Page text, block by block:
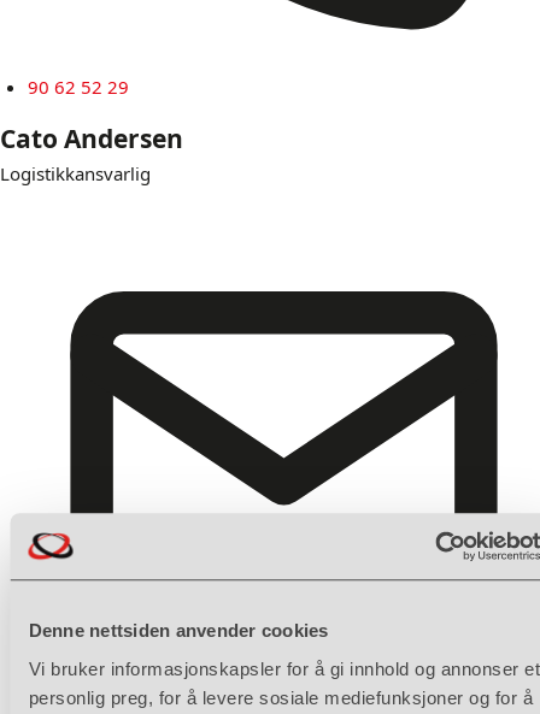
Denne nettsiden anvender cookies
Vi bruker informasjonskapsler for å gi innhold og annonser et
personlig preg, for å levere sosiale mediefunksjoner og for å
90 62 52 29
Cato Andersen
Logistikkansvarlig